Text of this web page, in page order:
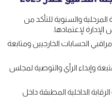
المرحلية والسنوية للتأكد من
لإعتمادها.
الحسابات الخارجيين ومتابعة
وإبداء الرأي والتوصية لمجلس
الداخلية المطبقة داخل